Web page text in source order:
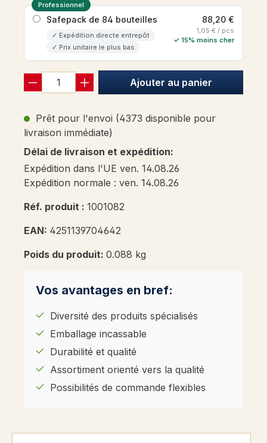
Professionnel
Safepack de 84 bouteilles
✓ Expédition directe entrepôt
✓ Prix unitaire le plus bas
88,20 €
1,05 € / pcs
✓ 15% moins cher
Ajouter au panier
Prêt pour l'envoi (4373 disponible pour
livraison immédiate)
Délai de livraison et expédition:
Expédition dans l'UE ven. 14.08.26
Expédition normale : ven. 14.08.26
Réf. produit : 1001082
EAN: 4251139704642
Poids du produit: 0.088 kg
Vos avantages en bref:
Diversité des produits spécialisés
Emballage incassable
Durabilité et qualité
Assortiment orienté vers la qualité
Possibilités de commande flexibles